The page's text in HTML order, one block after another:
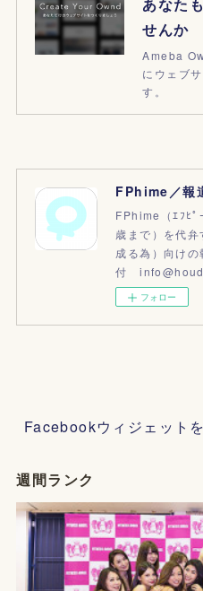
せんか
Ameba
にウェブ
す。
FPhime／報
FPhime（ｴﾌﾋﾟ
歳まで）を代
成る為）向け
付
フォロー
Facebookウィジェット
週間ランク